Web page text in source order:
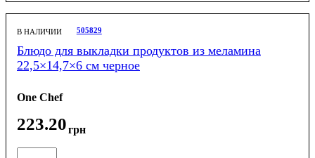
В НАЛИЧИИ 505829
Блюдо для выкладки продуктов из меламина
22,5×14,7×6 см черное
One Chef
223.20грн